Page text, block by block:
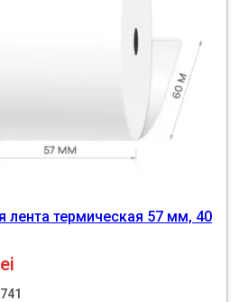
лента термическая 57 мм, 40